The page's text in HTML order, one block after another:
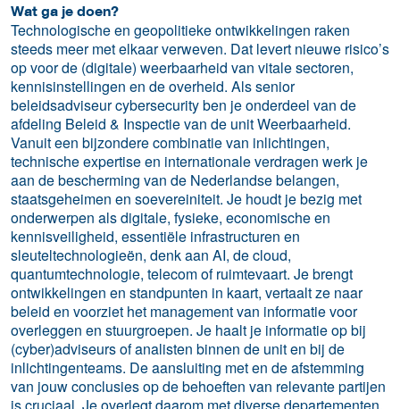
Wat ga je doen?
Technologische en geopolitieke ontwikkelingen raken
steeds meer met elkaar verweven. Dat levert nieuwe risico’s
op voor de (digitale) weerbaarheid van vitale sectoren,
kennisinstellingen en de overheid. Als senior
beleidsadviseur cybersecurity ben je onderdeel van de
afdeling Beleid & Inspectie van de unit Weerbaarheid.
Vanuit een bijzondere combinatie van inlichtingen,
technische expertise en internationale verdragen werk je
aan de bescherming van de Nederlandse belangen,
staatsgeheimen en soevereiniteit. Je houdt je bezig met
onderwerpen als digitale, fysieke, economische en
kennisveiligheid, essentiële infrastructuren en
sleuteltechnologieën, denk aan AI, de cloud,
quantumtechnologie, telecom of ruimtevaart. Je brengt
ontwikkelingen en standpunten in kaart, vertaalt ze naar
beleid en voorziet het management van informatie voor
overleggen en stuurgroepen. Je haalt je informatie op bij
(cyber)adviseurs of analisten binnen de unit en bij de
inlichtingenteams. De aansluiting met en de afstemming
van jouw conclusies op de behoeften van relevante partijen
is cruciaal. Je overlegt daarom met diverse departementen,